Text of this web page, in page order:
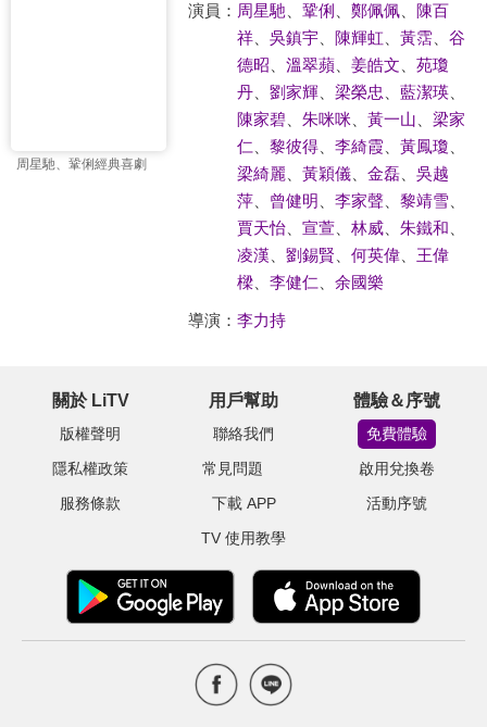
周星馳、鞏俐經典喜劇
演員： 周星馳 鞏俐 鄭佩佩、 陳百
祥、 吳鎮宇、 陳輝虹、 黃霑、 谷
德昭
溫翠蘋、 姜皓文
苑瓊
丹、 劉家輝、 梁榮忠 藍潔瑛、
陳家碧、 朱咪咪 黃一山
梁家
仁
黎彼得、 李綺霞、 黃鳳瓊
梁綺麗
黃穎儀、 金磊、 吳越
萍、 曾健明 李家聲、 黎靖雪、
賈天怡、 宣萱、 林威、 朱鐵和
凌漢
劉錫賢 何英偉、 王偉
樑、 李健仁 余國樂
導演： 李力持
關於 LiTV
版權聲明
隱私權政策
服務條款
用戶幫助
聯絡我們
常見問題
下載 APP
TV 使用教學
體驗＆序號
免費體驗
啟用兌換卷
活動序號